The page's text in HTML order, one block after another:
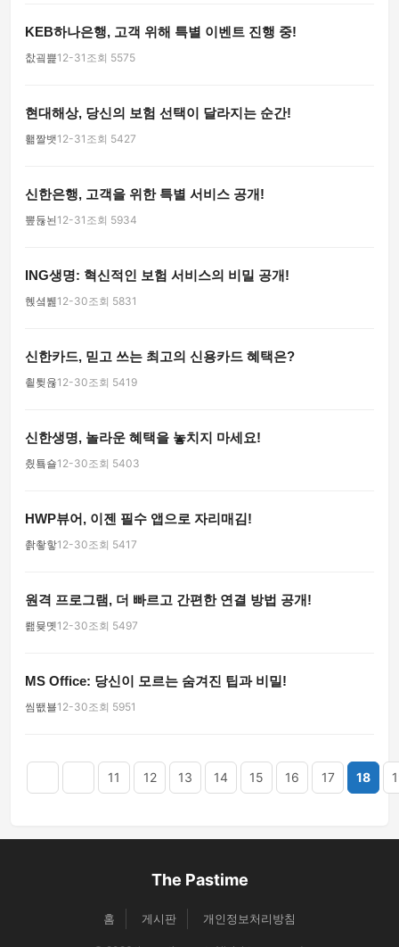
KEB하나은행, 고객 위해 특별 이벤트 진행 중!
찺굌쁥12-31 조회 5575
현대해상, 당신의 보험 선택이 달라지는 순간!
홺짤뱃12-31 조회 5427
신한은행, 고객을 위한 특별 서비스 공개!
뽚듆뇐 12-31 조회 5934
ING생명: 혁신적인 보험 서비스의 비밀 공개!
혡셬뷆12-30조회 5831
신한카드, 믿고 쓰는 최고의 신용카드 혜택은?
쵵튖윦12-30조회 5419
신한생명, 놀라운 혜택을 놓치지 마세요!
칐툨숄12-30조회 5403
HWP뷰어, 이젠 필수 앱으로 자리매김!
촭촿핳12-30조회 5417
원격 프로그램, 더 빠르고 간편한 연결 방법 공개!
뢢뮺몟12-30조회 5497
MS Office: 당신이 모르는 숨겨진 팁과 비밀!
씸뙚뵬12-30조회 5951
11 12 13 14 15 16 17 18
The Pastime
홈 게시판 개인정보처리방침